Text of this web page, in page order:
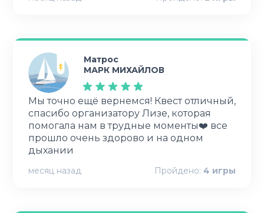
Матрос
МАРК МИХАЙЛОВ
Мы точно ещё вернемся! Квест отличный,
спасибо организатору Лизе, которая
помогала нам в трудные моменты❤️ все
прошло очень здорово и на одном
дыхании
месяц назад Пройдено: 4 игры